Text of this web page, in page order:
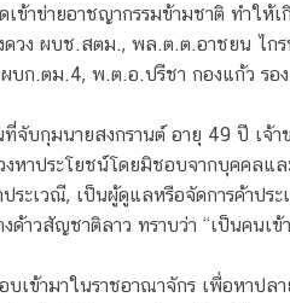
ข้าข่ายอาชญากรรมข้ามชาติ ทำให้
ดวง ผบช.สตม., พล.ต.ต.อาชยน
บก.ตม.4, พ.ต.อ.ปรีชา กองแก้ว
บกุมนายสงกรานต์ อายุ 49 ปี เจ้
าประโยชน์โดยมิชอบจากบุคคลแล
ะเวณี, เป็นผู้ดูแลหรือจัดการค้าป
ด้าวสัญชาติลาว ทราบว่า “เป็นคน
เข้ามาในราชอาณาจักร เพื่อหาปล